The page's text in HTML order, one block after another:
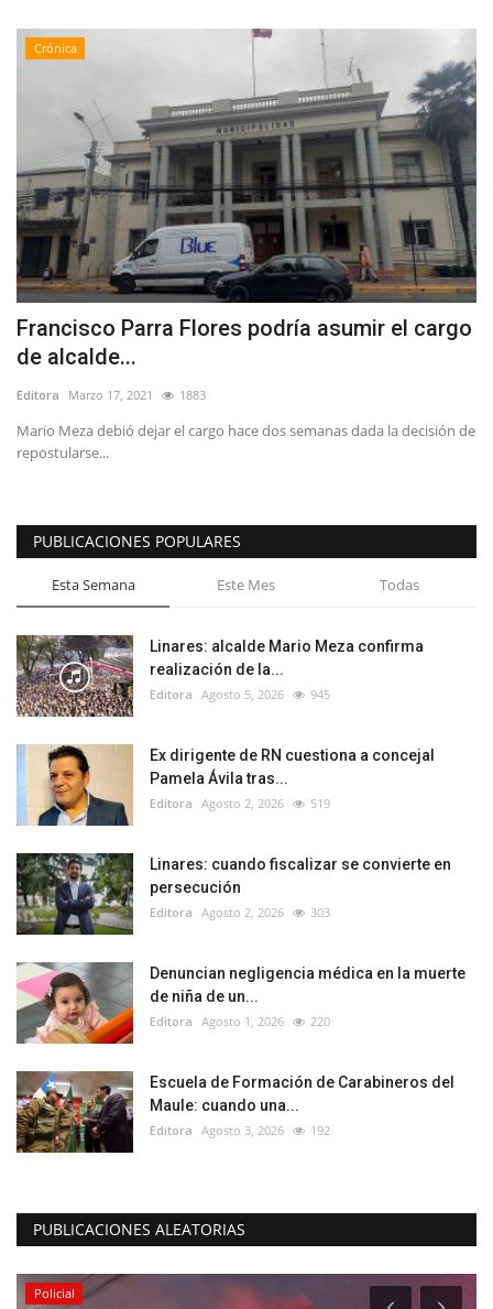
Crónica
Francisco Parra Flores podría asumir el cargo
de alcalde...
Editora Marzo 17, 2021 1883
Mario Meza debió dejar el cargo hace dos semanas dada la decisión de
repostularse...
PUBLICACIONES POPULARES
Esta Semana Este Mes Todas
Linares: alcalde Mario Meza confirma
realización de la...
Editora Agosto 5, 2026 945
Ex dirigente de RN cuestiona a concejal
Pamela Ávila tras...
Editora Agosto 2, 2026 519
Linares: cuando fiscalizar se convierte en
persecución
Editora Agosto 2, 2026 303
Denuncian negligencia médica en la muerte
de niña de un...
Editora Agosto 1, 2026 220
Escuela de Formación de Carabineros del
Maule: cuando una...
Editora Agosto 3, 2026 192
PUBLICACIONES ALEATORIAS
Policial